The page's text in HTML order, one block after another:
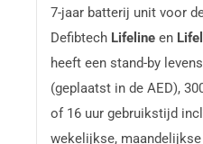
7-jaar batterij unit voor
Defibtech Lifelineen
heeft een stand-by
(geplaatst in de AED),
of 16 uur gebruikstijd
wekelijkse,